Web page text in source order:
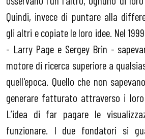
Quindi, invece di puntare alla
gli altri e copiate le loro idee. Nel
- Larry Page e Sergey Brin -
motore di ricerca superiore a
quell'epoca. Quello che non
generare fatturato attraverso i
L’idea di far pagare le
funzionare. I due fondatori si